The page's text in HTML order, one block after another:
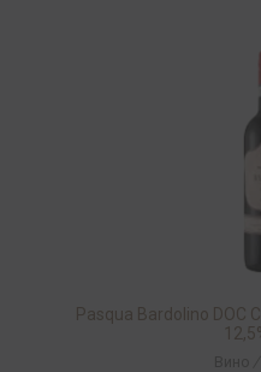
Pasqua Bardolino DOC